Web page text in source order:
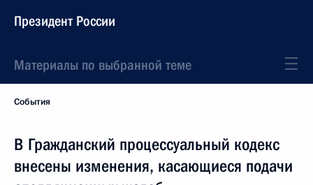
Президент России
Материалы по выбранной теме
События
В Гражданский процессуальный кодекс
внесены изменения, касающиеся подачи